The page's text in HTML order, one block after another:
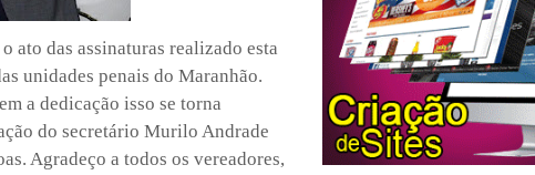
ato das assinaturas realizado esta
unidades penais do Maranhão.
a dedicação isso se torna
do secretário Murilo Andrade
Agradeço a todos os vereadores,